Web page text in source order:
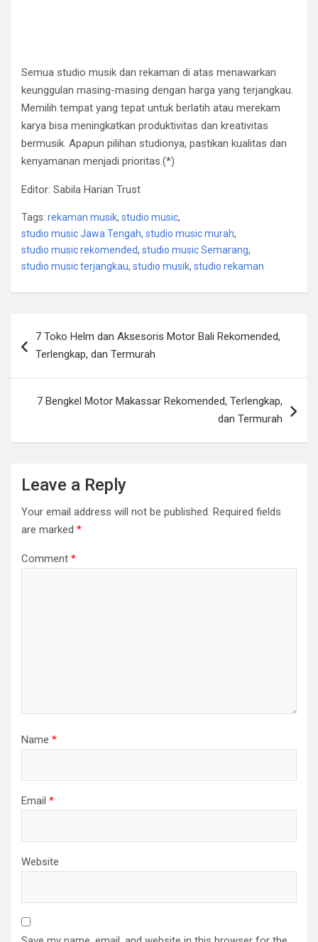
Semua studio musik dan rekaman di atas menawarkan
keunggulan masing-masing dengan harga yang terjangkau.
Memilih tempat yang tepat untuk berlatih atau merekam
karya bisa meningkatkan produktivitas dan kreativitas
bermusik. Apapun pilihan studionya, pastikan kualitas dan
kenyamanan menjadi prioritas.(*)
Editor: Sabila Harian Trust
Tags: rekaman musik, studio music,
studio music Jawa Tengah, studio music murah,
studio music rekomended, studio music Semarang,
studio music terjangkau, studio musik, studio rekaman
navigation
7 Toko Helm dan Aksesoris Motor Bali Rekomended,
Terlengkap, dan Termurah
7 Bengkel Motor Makassar Rekomended, Terlengkap,
dan Termurah
Leave a Reply
Your email address will not be published. Required fields
are marked *
Comment *
Name *
Email *
Website